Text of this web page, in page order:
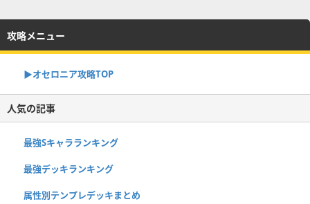
攻略メニュー
▶︎オセロニア攻略TOP
人気の記事
最強Sキャラランキング
最強デッキランキング
属性別テンプレデッキまとめ